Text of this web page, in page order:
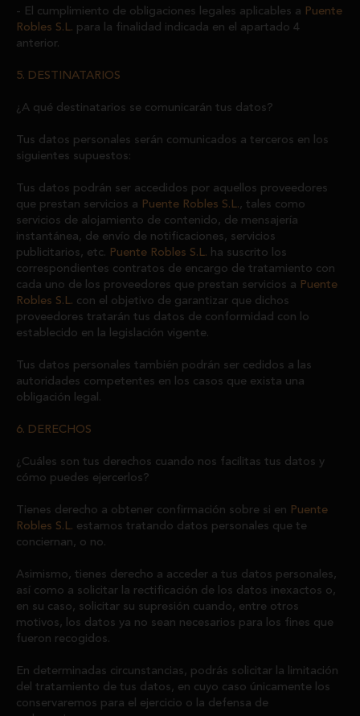
El cumplimiento de obligaciones legales aplicables a Puente
Robles S.L. para la finalidad indicada en el apartado 4
anterior.
5. DESTINATARIOS
¿A qué destinatarios se comunicarán tus datos?
Tus datos personales serán comunicados a terceros en los
siguientes supuestos:
Tus datos podrán ser accedidos por aquellos proveedores
que prestan servicios a Puente Robles S.L., tales como
servicios de alojamiento de contenido, de mensajería
instantánea, de envío de notificaciones, servicios
publicitarios, etc. Puente Robles S.L. ha suscrito los
correspondientes contratos de encargo de tratamiento con
cada uno de los proveedores que prestan servicios a Puente
Robles S.L. con el objetivo de garantizar que dichos
proveedores tratarán tus datos de conformidad con lo
establecido en la legislación vigente.
Tus datos personales también podrán ser cedidos a las
autoridades competentes en los casos que exista una
obligación legal.
6. DERECHOS
¿Cuáles son tus derechos cuando nos facilitas tus datos y
cómo puedes ejercerlos?
Tienes derecho a obtener confirmación sobre si en Puente
Robles S.L. estamos tratando datos personales que te
conciernan, o no.
Asimismo, tienes derecho a acceder a tus datos personales,
así como a solicitar la rectificación de los datos inexactos o,
en su caso, solicitar su supresión cuando, entre otros
motivos, los datos ya no sean necesarios para los fines que
fueron recogidos.
En determinadas circunstancias, podrás solicitar la limitación
del tratamiento de tus datos, en cuyo caso únicamente los
conservaremos para el ejercicio o la defensa de